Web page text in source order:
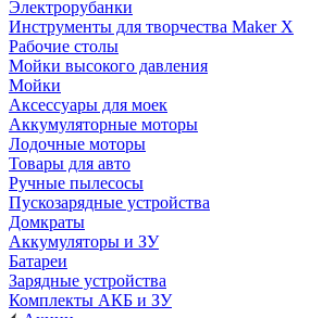
Электрорубанки
Инструменты для творчества Maker X
Рабочие столы
Мойки высокого давления
Мойки
Аксессуары для моек
Аккумуляторные моторы
Лодочные моторы
Товары для авто
Ручные пылесосы
Пускозарядные устройства
Домкраты
Аккумуляторы и ЗУ
Батареи
Зарядные устройства
Комплекты АКБ и ЗУ